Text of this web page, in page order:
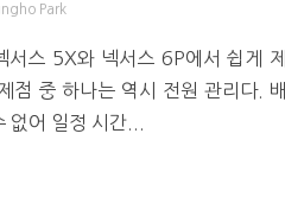
Park
서스 5X와 넥서스 6P에서 쉽게 제
점 중 하나는 역시 전원 관리다. 배
없어 일정 시간...